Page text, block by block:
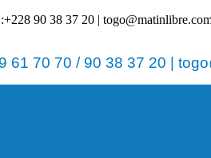
90 38 37 20 |
61 70 70 / 90 38 37 20 |